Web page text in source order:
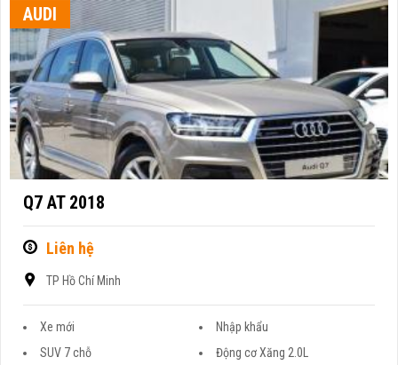
AUDI
Q7 AT 2018
Liên hệ
TP Hồ Chí Minh
Xe mới
Nhập khẩu
SUV 7 chỗ
Động cơ Xăng 2.0L